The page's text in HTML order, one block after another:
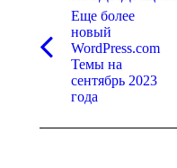
записям
Предыдущая
запись:
Еще более
новый
WordPress.com
Темы на
сентябрь 2023
года